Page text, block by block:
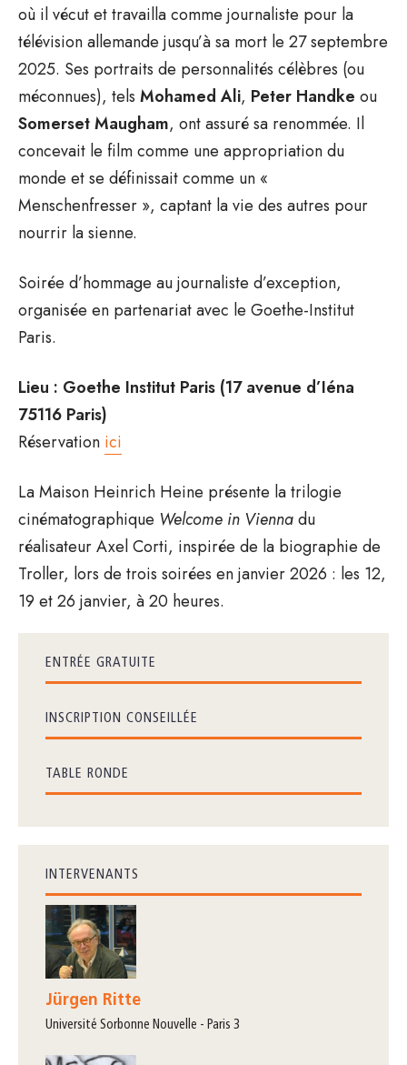
où il vécut et travailla comme journaliste pour la
télévision allemande jusqu’à sa mort le 27 septembre
2025. Ses portraits de personnalités célèbres (ou
méconnues), tels Mohamed Ali, Peter Handke ou
Somerset Maugham, ont assuré sa renommée. Il
concevait le film comme une appropriation du
monde et se définissait comme un «
Menschenfresser », captant la vie des autres pour
nourrir la sienne.
Soirée d’hommage au journaliste d’exception,
organisée en partenariat avec le Goethe-Institut
Paris.
Lieu : Goethe Institut Paris (17 avenue d’Iéna
75116 Paris)
Réservation ici
La Maison Heinrich Heine présente la trilogie
cinématographique Welcome in Viennadu
réalisateur Axel Corti, inspirée de la biographie de
Troller, lors de trois soirées en janvier 2026 : les 12,
19 et 26 janvier, à 20 heures.
ENTRÉE GRATUITE
INSCRIPTION CONSEILLÉE
TABLE RONDE
INTERVENANTS
Jürgen Ritte
Université Sorbonne Nouvelle - Paris 3